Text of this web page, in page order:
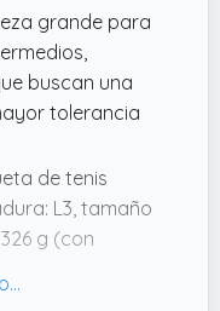
grande para
buscan una
tolerancia
de tenis
L3, tamaño
g (con